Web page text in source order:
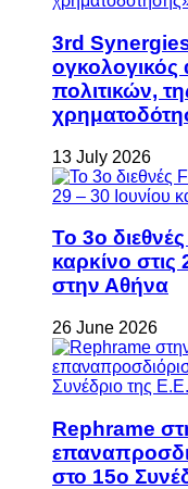
3rd
ογκολογικός
πολιτικών,
13 July 2026
Το 3ο
καρκίνο στις
στην Αθήνα
26 June 2026
Rephrame
στο 15ο